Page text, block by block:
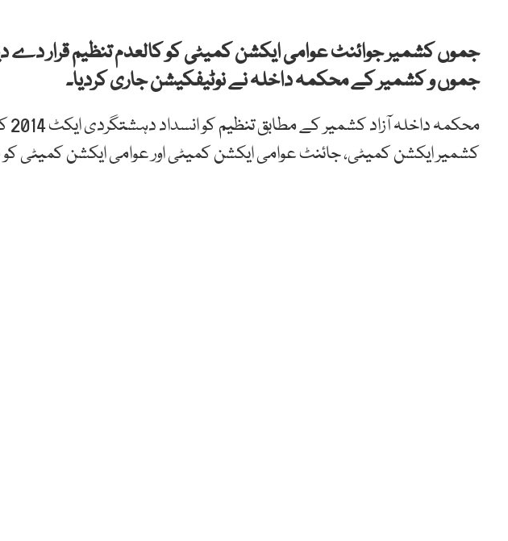
جموں کشمیر جوائنٹ عوامی ایکشن کمیٹی کو کالعدم تنظیم قرار دے
جموں و کشمیر کے محکمہ داخلہ نے نوٹیفکیشن جاری کردیا۔
کشمیر ایکشن کمیٹی، جائنٹ عوامی ایکشن کمیٹی اور عوامی ایکشن کمیٹی